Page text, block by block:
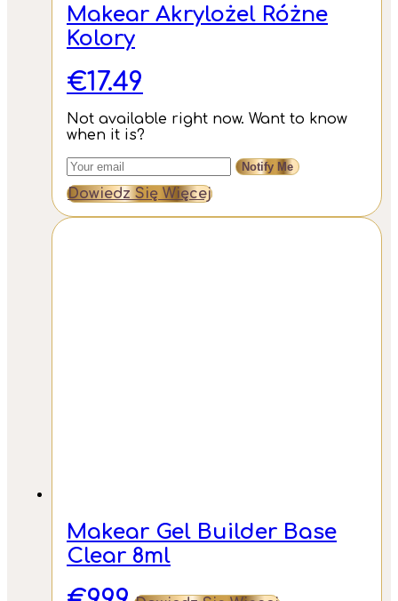
Makear Akrylożel Różne
Kolory
€17.49
Not available right now. Want to know
when it is?
Notify Me
Dowiedz Się Więcej
Makear Gel Builder Base
Clear 8ml